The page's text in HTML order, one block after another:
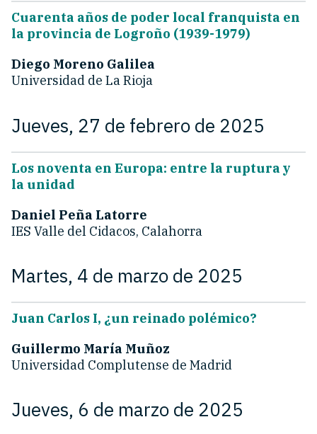
Cuarenta años de poder local franquista en
la provincia de Logroño (1939-1979)
Diego Moreno Galilea
Universidad de La Rioja
Jueves, 27 de febrero de 2025
Los noventa en Europa: entre la ruptura y
la unidad
Daniel Peña Latorre
IES Valle del Cidacos, Calahorra
Martes, 4 de marzo de 2025
Juan Carlos I, ¿un reinado polémico?
Guillermo María Muñoz
Universidad Complutense de Madrid
Jueves, 6 de marzo de 2025